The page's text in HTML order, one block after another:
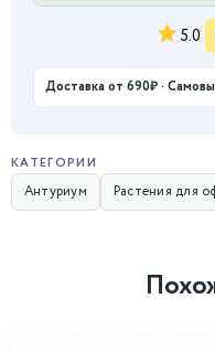
5.0
Доставка от 690₽ ·
КАТЕГОРИИ
Антуриум Растения для